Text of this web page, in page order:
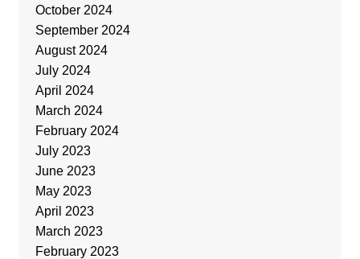
October 2024
September 2024
August 2024
July 2024
April 2024
March 2024
February 2024
July 2023
June 2023
May 2023
April 2023
March 2023
February 2023